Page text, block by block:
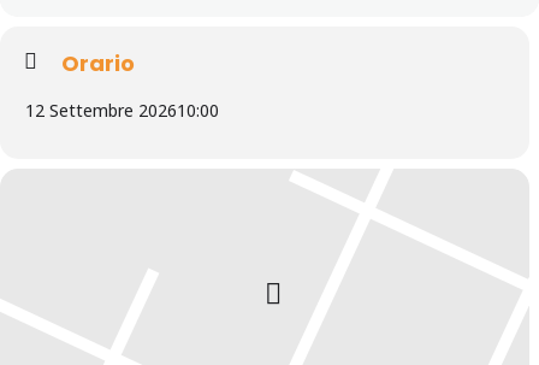
Orario
12 Settembre 202610:00